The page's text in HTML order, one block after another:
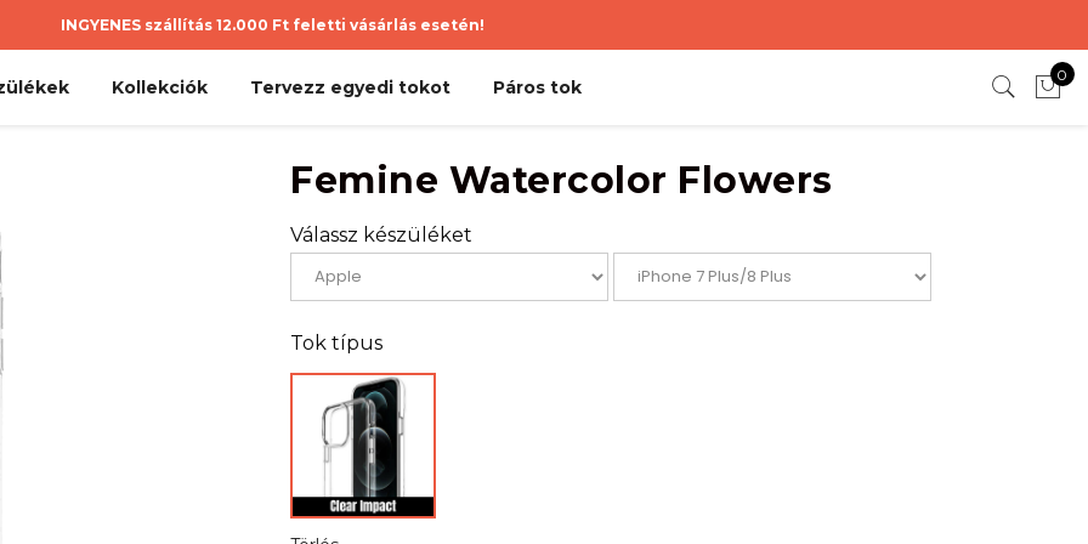
INGYENES szállítás 12.000 Ft feletti vásárlás esetén!
Kollekciók Tervezz egyedi tokot Páros tok
0
Femine Watercolor Flowers
Válassz készüléket
Tok típus